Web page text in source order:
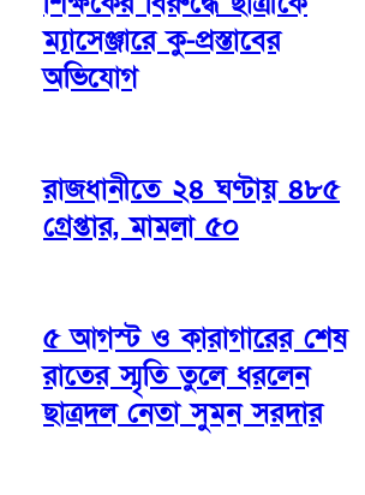
ম্যাসেঞ্জারে কু-প্রস্তাবের
অভিযোগ
রাজধানীতে ২৪ ঘণ্টায় ৪৮৫
গ্রেপ্তার, মামলা ৫০
৫ আগস্ট ও কারাগারের শেষ
রাতের স্মৃতি তুলে ধরলেন
ছাত্রদল নেতা সুমন সরদার